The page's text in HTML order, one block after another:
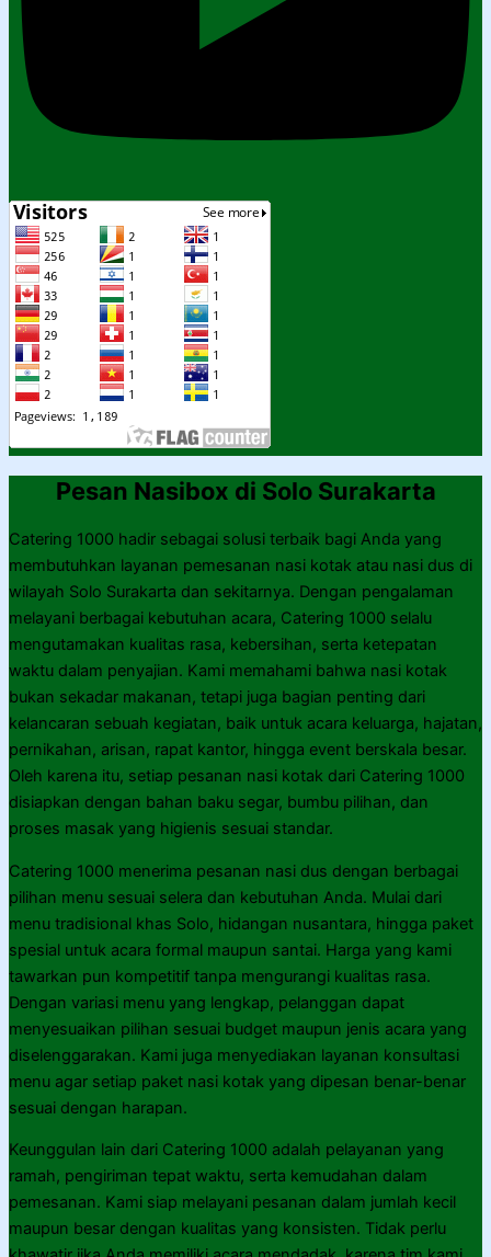
Pesan Nasibox di Solo Surakarta
Catering 1000 hadir sebagai solusi terbaik bagi Anda yang
membutuhkan layanan pemesanan nasi kotak atau nasi dus di
wilayah Solo Surakarta dan sekitarnya. Dengan pengalaman
melayani berbagai kebutuhan acara, Catering 1000 selalu
mengutamakan kualitas rasa, kebersihan, serta ketepatan
waktu dalam penyajian. Kami memahami bahwa nasi kotak
bukan sekadar makanan, tetapi juga bagian penting dari
kelancaran sebuah kegiatan, baik untuk acara keluarga, hajatan,
pernikahan, arisan, rapat kantor, hingga event berskala besar.
Oleh karena itu, setiap pesanan nasi kotak dari Catering 1000
disiapkan dengan bahan baku segar, bumbu pilihan, dan
proses masak yang higienis sesuai standar.
Catering 1000 menerima pesanan nasi dus dengan berbagai
pilihan menu sesuai selera dan kebutuhan Anda. Mulai dari
menu tradisional khas Solo, hidangan nusantara, hingga paket
spesial untuk acara formal maupun santai. Harga yang kami
tawarkan pun kompetitif tanpa mengurangi kualitas rasa.
Dengan variasi menu yang lengkap, pelanggan dapat
menyesuaikan pilihan sesuai budget maupun jenis acara yang
diselenggarakan. Kami juga menyediakan layanan konsultasi
menu agar setiap paket nasi kotak yang dipesan benar-benar
sesuai dengan harapan.
Keunggulan lain dari Catering 1000 adalah pelayanan yang
ramah, pengiriman tepat waktu, serta kemudahan dalam
pemesanan. Kami siap melayani pesanan dalam jumlah kecil
maupun besar dengan kualitas yang konsisten. Tidak perlu